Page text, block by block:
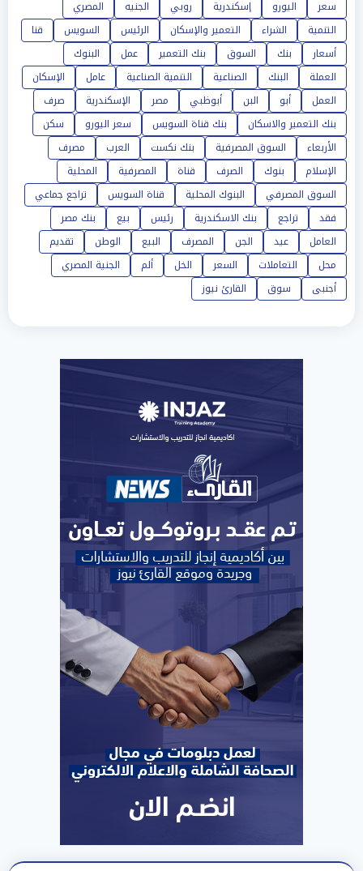
سعر اليورو إسكندرية روبي الجنيه
المصري
التنمية
الشراء التعمير والإسكان الرئيس السويس
قنا
أسعار
بنك السوق بنك التعمير عمل
البنوك
العملة
البنك الصناعية التنمية الصناعية عامل
الإسكان
العمل
أبو البن أبوظبي مصر الإسكندرية
صرف
بنك التعمير والاسكان
بنك قناة السويس سعر اليورو
سكن
الأربعاء
السوق المصرفية بنك نكست العرب
مصرف
الإسلام
بنوك الصرف قناة المصرفية
المحلية
السوق المصرفي
البنوك المحلية قناة السويس
تراجع جماعي
فقد
تراجع بنك الاسكندرية رئيس بيع
بنك مصر
العامل
عيد الجن المصرف البيع الوطن
تقديم
محل
التعاملات السعر الخل ألم
الجنية المصري
أجنبى
سوق القارئ نيوز